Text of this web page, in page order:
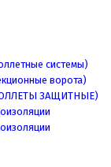
системы)
ворота)
ЗАЩИТНЫЕ)